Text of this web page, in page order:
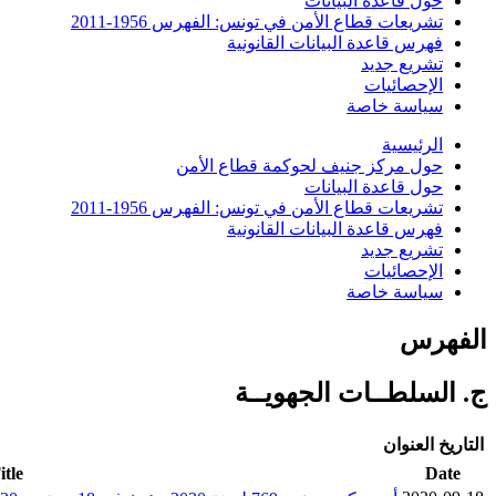
تشريعات قطاع الأمن في تونس: الفهرس 1956-2011
فهرس قاعدة البيانات القانونية
تشريع جديد
الإحصائيات
سياسة خاصة
الرئيسية
حول مركز جنيف لحوكمة قطاع الأمن
حول قاعدة البيانات
تشريعات قطاع الأمن في تونس: الفهرس 1956-2011
فهرس قاعدة البيانات القانونية
تشريع جديد
الإحصائيات
سياسة خاصة
الفهرس
ج. السلطــات الجهويــة
التاريخ العنوان
Date